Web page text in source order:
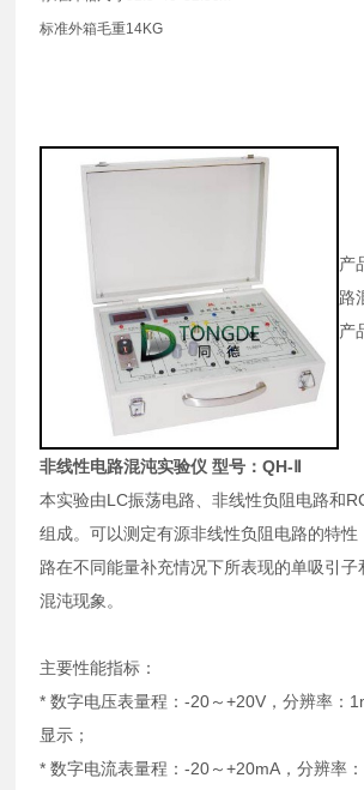
标准外箱毛重14KG
产
路
产
非线性电路混沌实验仪 型号：QH-Ⅱ
本实验由LC振荡电路、非线性负阻电路和
组成。可以测定有源非线性负阻电路的特
路在不同能量补充情况下所表现的单吸引
混沌现象。
主要性能指标：
* 数字电压表量程：-20～+20V，分辨率：
显示；
* 数字电流表量程：-20～+20mA，分辨率